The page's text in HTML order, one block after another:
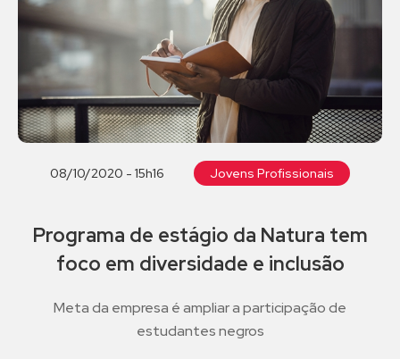
08/10/2020 - 15h16 Jovens Profissionais
Programa de estágio da Natura tem
foco em diversidade e inclusão
Meta da empresa é ampliar a participação de
estudantes negros